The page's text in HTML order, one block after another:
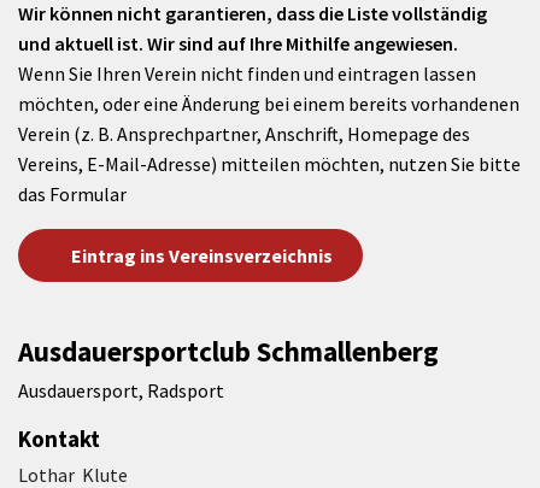
Wir können nicht garantieren, dass die Liste vollständig
und aktuell ist. Wir sind auf Ihre Mithilfe angewiesen.
Wenn Sie Ihren Verein nicht finden und eintragen lassen
möchten, oder eine Änderung bei einem bereits vorhandenen
Verein (z. B. Ansprechpartner, Anschrift, Homepage des
Vereins, E-Mail-Adresse) mitteilen möchten, nutzen Sie bitte
das Formular
Eintrag ins Vereinsverzeichnis
Ausdauersportclub Schmallenberg
Ausdauersport, Radsport
Kontakt
Lothar Klute